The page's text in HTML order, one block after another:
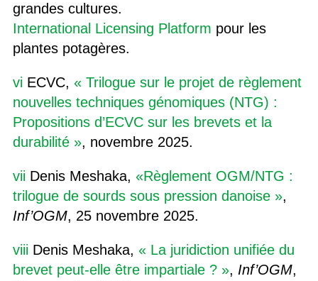
grandes cultures.
International Licensing Platform pour les
plantes potagères.
viECVC, « Trilogue sur le projet de règlement
nouvelles techniques génomiques (NTG) :
Propositions d’ECVC sur les brevets et la
durabilité », novembre 2025.
viiDenis Meshaka, «Règlement OGM/NTG :
trilogue de sourds sous pression danoise »,
Inf’OGM, 25 novembre 2025.
viiiDenis Meshaka, « La juridiction unifiée du
brevet peut-elle être impartiale ? », Inf’OGM,